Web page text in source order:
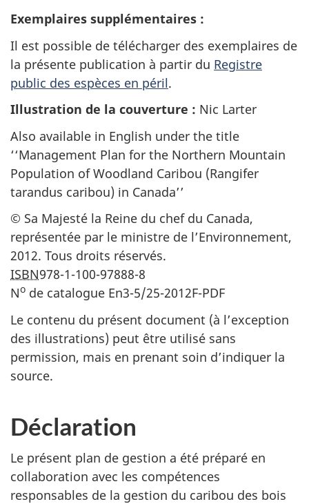
Exemplaires supplémentaires :
Il est possible de télécharger des exemplaires de
la présente publication à partir du Registre
public des espèces en péril.
Illustration de la couverture : Nic Larter
Also available in English under the title
‘‘Management Plan for the Northern Mountain
Population of Woodland Caribou (Rangifer
tarandus caribou) in Canada’’
© Sa Majesté la Reine du chef du Canada,
représentée par le ministre de l’Environnement,
2012. Tous droits réservés.
ISBN978-1-100-97888-8
No de catalogue En3-5/25-2012F-PDF
Le contenu du présent document (à l’exception
des illustrations) peut être utilisé sans
permission, mais en prenant soin d’indiquer la
source.
Déclaration
Le présent plan de gestion a été préparé en
collaboration avec les compétences
responsables de la gestion du caribou des bois